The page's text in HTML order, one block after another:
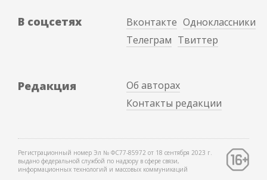
В соцсетях Вконтакте Одноклассники
Телеграм Твиттер
Редакция
Об авторах
Контакты редакции
Регистрационный номер Эл № ФС77-85972 от 18 сентября 2023 г.
выдано федеральной службой по надзору в сфере связи,
информационных технологий и массовых коммуникаций